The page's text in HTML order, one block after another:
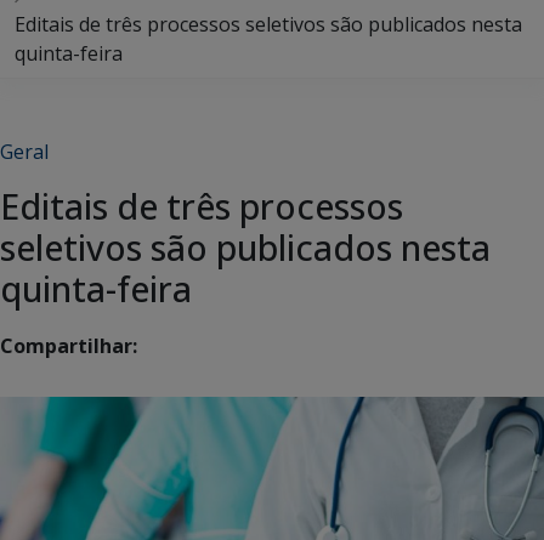
Editais de três processos seletivos são publicados nesta
quinta-feira
Geral
Editais de três processos
seletivos são publicados nesta
quinta-feira
Compartilhar: